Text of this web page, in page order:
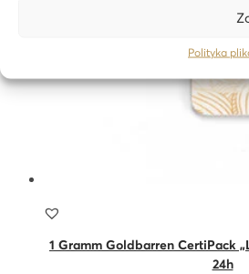
Polityka
1 Gramm Goldbarren CertiPack
24h